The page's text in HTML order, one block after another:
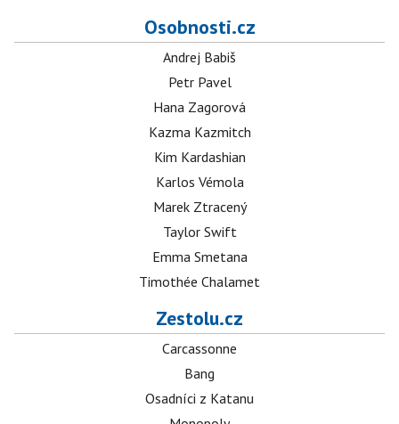
Osobnosti.cz
Andrej Babiš
Petr Pavel
Hana Zagorová
Kazma Kazmitch
Kim Kardashian
Karlos Vémola
Marek Ztracený
Taylor Swift
Emma Smetana
Timothée Chalamet
Zestolu.cz
Carcassonne
Bang
Osadníci z Katanu